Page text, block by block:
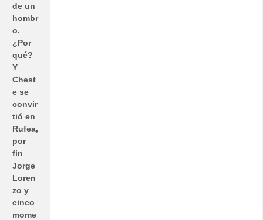
de un
hombr
o.
¿Por
qué?
Y
Chest
e se
convir
tió en
Rufea,
por
fin
Jorge
Loren
zo y
cinco
mome